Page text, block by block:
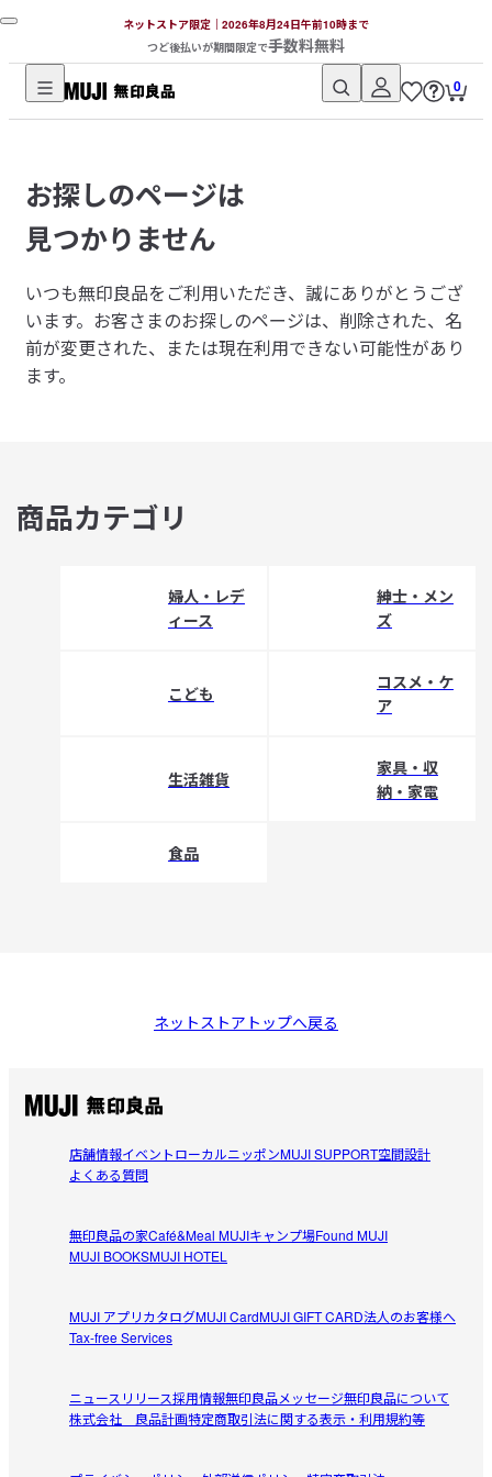
ネットストア限定｜2026年8月24日午前10時まで
つど後払いが期間限定で手数料無料
無
品
ネ
ッ
ト
ス
ト
ア
0
お探しのページは
見つかりません
いつも無印良品をご利用いただき、誠にありがとうござ
います。 お客さまのお探しのページは、削除された、名
前が変更された、または現在利用できない可能性があり
ます。
商品カテゴリ
婦人・レデ
ィース
紳士・メン
ズ
こども
コスメ・ケ
ア
生活雑貨
家具・収
納・家電
食品
ネットストアトップへ戻る
店舗情報イベントローカルニッポンMUJI SUPPORT空間設計
よくある質問
無印良品の家Café&Meal MUJIキャンプ場Found MUJI
MUJI BOOKSMUJI HOTEL
MUJI アプリカタログMUJI CardMUJI GIFT CARD法人のお客様へ
Tax-free Services
ニュースリリース採用情報無印良品メッセージ無印良品について
株式会社 良品計画特定商取引法に関する表示・利用規約等